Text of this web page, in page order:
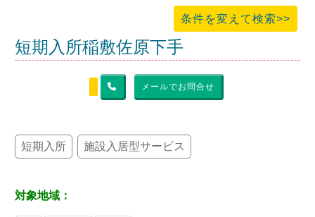
条件を変えて検索>>
短期入所稲敷佐原下手
メールでお問合せ
短期入所 施設入居型サービス
対象地域：